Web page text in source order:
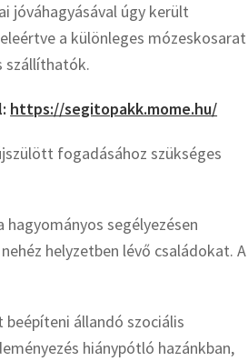
jóváhagyásával úgy került
a különleges mózeskosarat
szállíthatók.
https://segitopakk.mome.hu/
fogadásához szükséges
segélyezésen
helyzetben lévő családokat. A
állandó szociális
hiánypótló hazánkban,